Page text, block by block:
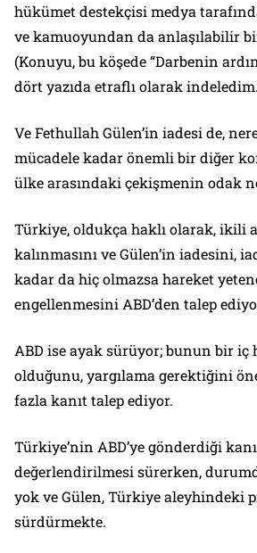
hükümet destekçisi medya
ve kamuoyundan da anlaşılabilir
(Konuyu, bu köşede “Darbenin
dört yazıda etraflı olarak
Ve Fethullah Gülen’in iadesi de,
mücadele kadar önemli bir diğer
ülke arasındaki çekişmenin odak
Türkiye, oldukça haklı olarak, ikili
kalınmasını ve Gülen’in iadesini,
kadar da hiç olmazsa hareket
engellenmesini ABD’den talep
ABD ise ayak sürüyor; bunun bir
olduğunu, yargılama gerektiğini
fazla kanıt talep ediyor.
Türkiye’nin ABD’ye gönderdiği
değerlendirilmesi sürerken,
yok ve Gülen, Türkiye aleyhindeki
sürdürmekte.